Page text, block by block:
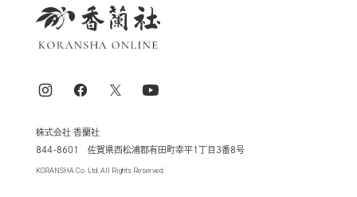
株式会社 香蘭社
844-8601 佐賀県西松浦郡有田町幸平1丁目3番8号
KORANSHA Co. Ltd. All Rights Reserved.